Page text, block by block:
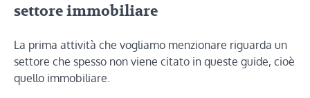
settore immobiliare
La prima attività che vogliamo menzionare riguarda un
settore che spesso non viene citato in queste guide, cioè
quello immobiliare.